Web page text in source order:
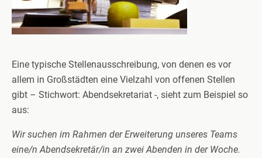
Eine typische Stellenausschreibung, von denen es vor
allem in Großstädten eine Vielzahl von offenen Stellen
gibt – Stichwort: Abendsekretariat -, sieht zum Beispiel so
aus:
Wir suchen im Rahmen der Erweiterung unseres Teams
eine/n Abendsekretär/in an zwei Abenden in der Woche.